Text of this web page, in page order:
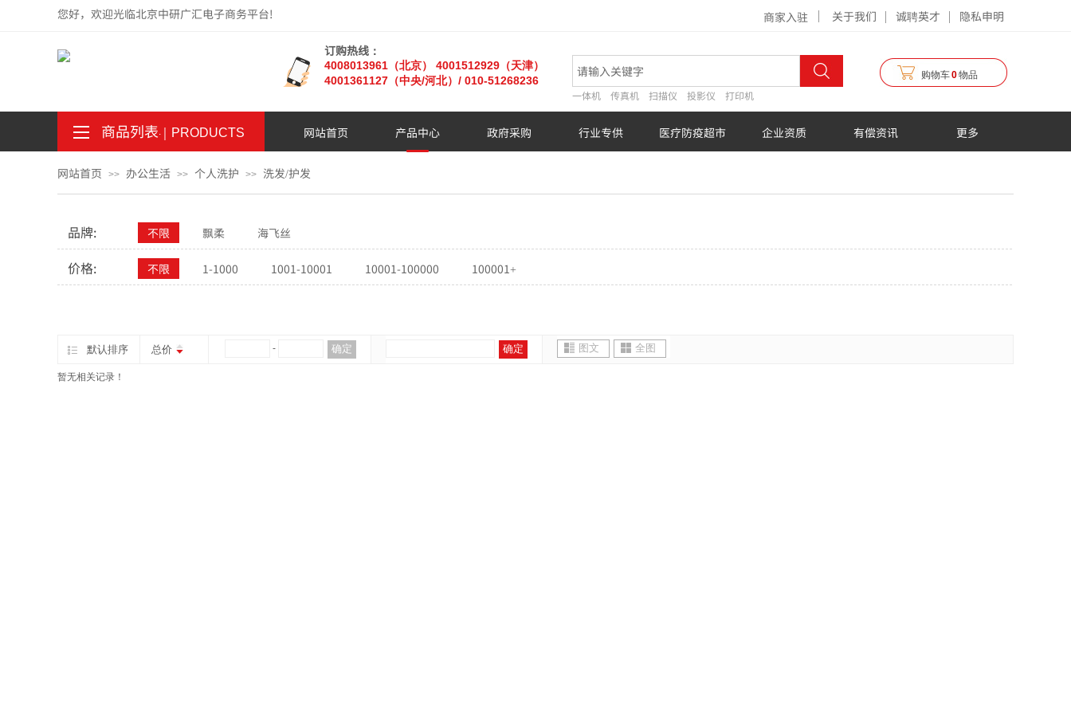
订购热线：
4008013961（北京） 4001512929（天津）
4001361127 （中央/河北） / 010-51268236
一体机 传真机 扫描仪 投影仪 打印机
关于我们 诚聘英才 隐私申明
您好，欢迎光临北京中研广汇电子商务平台!
购物车0物品
商家入驻
商品列表｜ PRODUCTS
.
。 网站首页 产品中心 政府采购 行业专供 医疗防疫超市 企业资质 有偿资讯 更多
网站首页 >> 办公生活 >> 个人洗护 >> 洗发/护发
品牌: 不限 飘柔 海飞丝
价格: 不限 1-1000 1001-10001 10001-100000 100001+
默认排序 总价 - 确定 确定 图文 全图
暂无相关记录！